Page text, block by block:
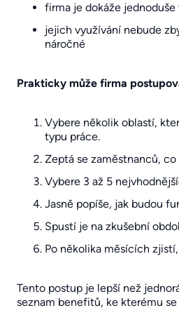
firma je dokáže
jejich využívání nebude
náročné
Prakticky může firma
Vybere několik oblastí,
typu práce.
Zeptá se zaměstnanců,
Vybere 3 až 5
Jasně popíše, jak budou
Spustí je na zkušební
Po několika měsících
Tento postup je lepší než
seznam benefitů, ke kterému